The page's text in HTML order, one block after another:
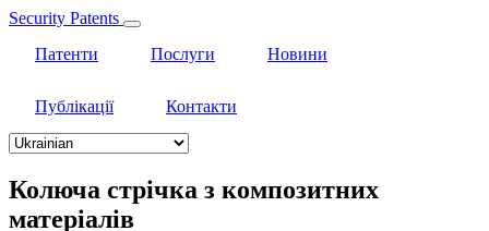
Security Patents
Патенти
Послуги Новини
Публікації
Контакти
Select
language
Колюча стрічка з композитних
матеріалів